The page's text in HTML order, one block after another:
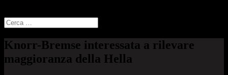
Knorr-Bremse interessata a rilevare
maggioranza della Hella